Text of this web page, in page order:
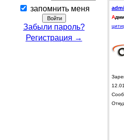
запомнить меня
Забыли пароль?
Регистрация →
А